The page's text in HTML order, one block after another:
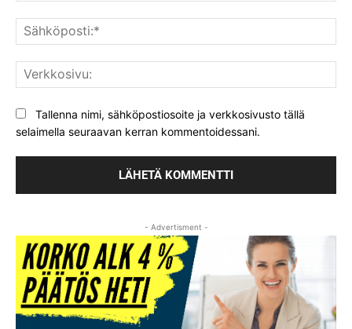
Tallenna nimi, sähköpostiosoite ja verkkosivusto tällä
selaimella seuraavan kerran kommentoidessani.
- Advertisment -